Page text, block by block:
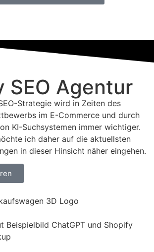
SEO Agentur
Strategie wird in Zeiten des
im E-Commerce und durch
KI-Suchsystemen immer wichtiger.
ich daher auf die aktuellsten
in dieser Hinsicht näher eingehen.